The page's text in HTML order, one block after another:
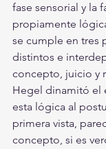
fase sensorial y la
propiamente
se cumple en tres
distintos e
concepto, juicio y
Hegel dinamitó el
esta lógica al
primera vista,
concepto, si es